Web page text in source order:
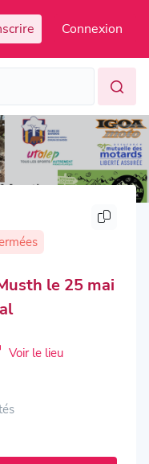
Connexion
le 25 mai
Voir le lieu